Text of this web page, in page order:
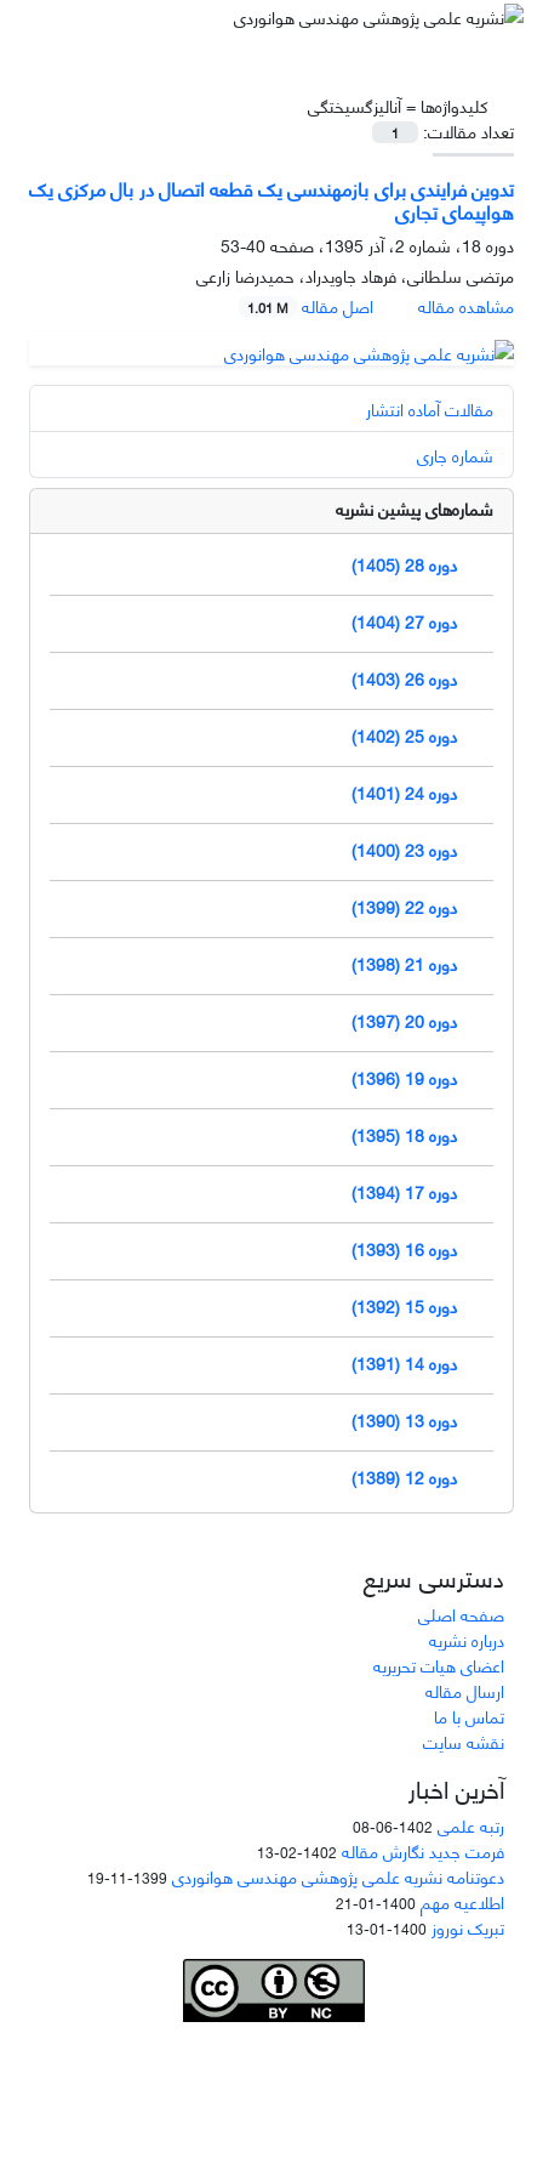
کلیدواژه‌ها =آنالیزگسیختگی
تعداد مقالات:
1
تدوین فرایندی برای بازمهندسی یک قطعه اتصال در بال مرکزی یک
هواپیمای تجاری
دوره 18، شماره 2، آذر 1395، صفحه
40-53
مرتضی سلطانی، فرهاد جاویدراد، حمیدرضا زارعی
مشاهده مقاله
اصل مقاله 1.01 M
مقالات آماده انتشار
شماره جاری
شماره‌های پیشین نشریه
دوره 28 (1405)
دوره 27 (1404)
دوره 26 (1403)
دوره 25 (1402)
دوره 24 (1401)
دوره 23 (1400)
دوره 22 (1399)
دوره 21 (1398)
دوره 20 (1397)
دوره 19 (1396)
دوره 18 (1395)
دوره 17 (1394)
دوره 16 (1393)
دوره 15 (1392)
دوره 14 (1391)
دوره 13 (1390)
دوره 12 (1389)
دسترسی سریع
صفحه اصلی
درباره نشریه
اعضای هیات تحریریه
ارسال مقاله
تماس با ما
نقشه سایت
آخرین اخبار
رتبه علمی 1402-06-08
فرمت جدید نگارش مقاله 1402-02-13
دعوتنامه نشریه علمی پژوهشی مهندسی هوانوردی1399-11-19
اطلاعیه مهم1400-01-21
تبریک نوروز 1400-01-13